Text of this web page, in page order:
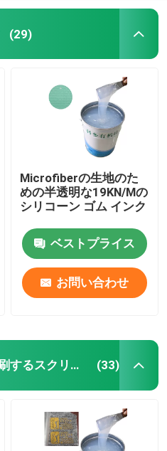
(29)
Microfiberの生地のた
めの半透明な19KN/Mの
シリコーン ゴム インク
ベストプライス
お問い合わせ
シリコーン インクを印刷するスクリーン (33)